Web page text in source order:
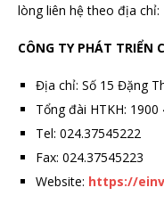
lòng liên hệ theo địa chỉ:
CÔNG TY PHÁT TRIỂN
Địa chỉ: Số 15 Đặng
Tổng đài HTKH:
Tel: 024.37545222
Fax: 024.37545223
Website: https://